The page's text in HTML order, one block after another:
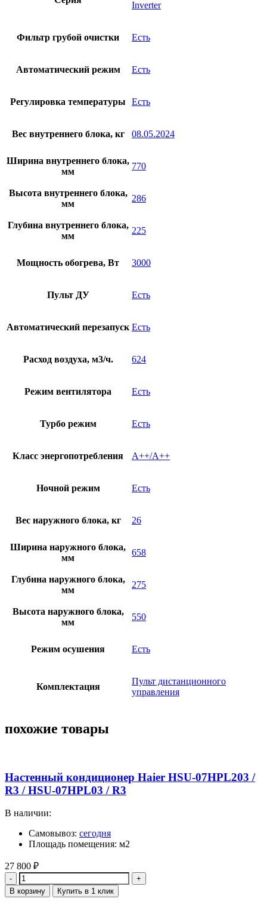
Inverter
Фильтр грубой очистки Есть
Автоматический режим Есть
Регулировка температуры Есть
Вес внутреннего блока, кг 08.05.2024
Ширина внутреннего блока,
мм
770
Высота внутреннего блока,
мм
286
Глубина внутреннего блока,
мм
225
Мощность обогрева, Вт 3000
Пульт ДУ Есть
Автоматический перезапуск Есть
Расход воздуха, м3/ч. 624
Режим вентилятора Есть
Турбо режим Есть
Класс энергопотребления A++/A++
Ночной режим Есть
Вес наружного блока, кг 26
Ширина наружного блока,
мм
658
Глубина наружного блока,
мм
275
Высота наружного блока,
мм
550
Режим осушения Есть
Комплектация
Пульт дистанционного
управления
похожие товары
Настенный кондиционер Haier HSU-07HPL203 /
R3 / HSU-07HPL03 / R3
В наличии:
Самовывоз: сегодня
Площадь помещения: м2
27 800 ₽
Количество
В корзину Купить в 1 клик